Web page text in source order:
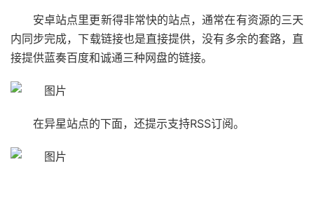
安卓站点里更新得非常快的站点，通常在有资源的三天
内同步完成，下载链接也是直接提供，没有多余的套路，直
接提供蓝奏百度和诚通三种网盘的链接。
在异星站点的下面，还提示支持RSS订阅。